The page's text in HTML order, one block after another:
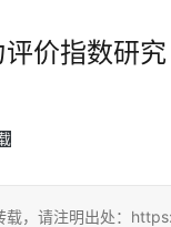
价指数研究
载，请注明出处：